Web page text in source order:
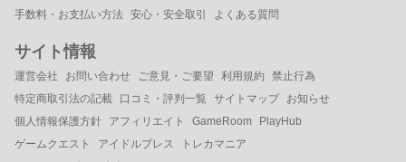
手数料・お支払い方法 安心・安全取引 よくある質問
サイト情報
運営会社 お問い合わせ ご意見・ご要望 利用規約
禁止行為
特定商取引法の記載
口コミ・評判一覧 サイトマップ
お知らせ
個人情報保護方針
アフィリエイト GameRoom
PlayHub
ゲームクエスト
アイドルプレス
トレカマニア